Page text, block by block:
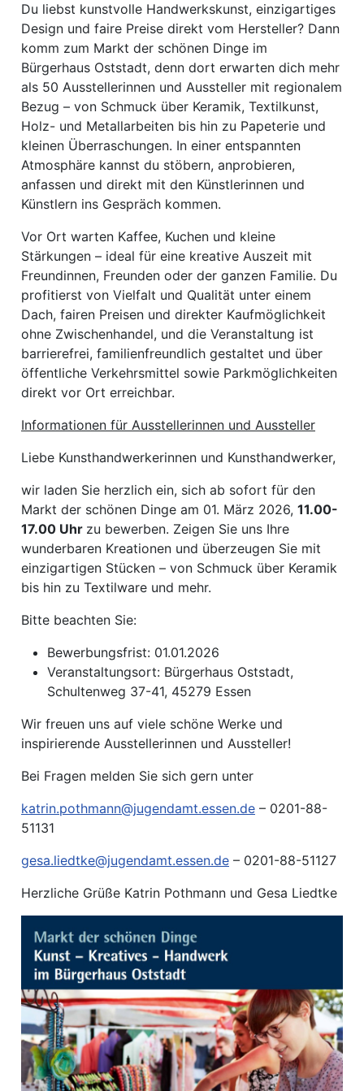
Du liebst kunstvolle Handwerkskunst, einzigartiges
Design und faire Preise direkt vom Hersteller? Dann
komm zum Markt der schönen Dinge im
Bürgerhaus Oststadt, denn dort erwarten dich mehr
als 50 Ausstellerinnen und Aussteller mit regionalem
Bezug – von Schmuck über Keramik, Textilkunst,
Holz- und Metallarbeiten bis hin zu Papeterie und
kleinen Überraschungen. In einer entspannten
Atmosphäre kannst du stöbern, anprobieren,
anfassen und direkt mit den Künstlerinnen und
Künstlern ins Gespräch kommen.
Vor Ort warten Kaffee, Kuchen und kleine
Stärkungen – ideal für eine kreative Auszeit mit
Freundinnen, Freunden oder der ganzen Familie. Du
profitierst von Vielfalt und Qualität unter einem
Dach, fairen Preisen und direkter Kaufmöglichkeit
ohne Zwischenhandel, und die Veranstaltung ist
barrierefrei, familienfreundlich gestaltet und über
öffentliche Verkehrsmittel sowie Parkmöglichkeiten
direkt vor Ort erreichbar.
Informationen für Ausstellerinnen und Aussteller
Liebe Kunsthandwerkerinnen und Kunsthandwerker,
wir laden Sie herzlich ein, sich ab sofort für den
Markt der schönen Dinge am 01. März 2026, 11.00-
17.00 Uhr zu bewerben. Zeigen Sie uns Ihre
wunderbaren Kreationen und überzeugen Sie mit
einzigartigen Stücken – von Schmuck über Keramik
bis hin zu Textilware und mehr.
Bitte beachten Sie:
Bewerbungsfrist: 01.01.2026
Veranstaltungsort: Bürgerhaus Oststadt,
Schultenweg 37-41, 45279 Essen
Wir freuen uns auf viele schöne Werke und
inspirierende Ausstellerinnen und Aussteller!
Bei Fragen melden Sie sich gern unter
katrin.pothmann@jugendamt.essen.de – 0201-88-
51131
gesa.liedtke@jugendamt.essen.de – 0201-88-51127
Herzliche Grüße Katrin Pothmann und Gesa Liedtke